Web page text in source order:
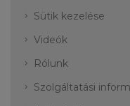
Sütik kezelése
Videók
Rólunk
Szolgáltatási